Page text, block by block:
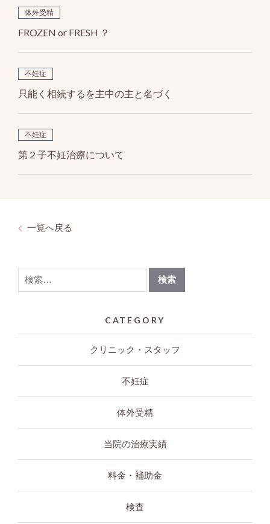
体外受精
FROZEN or FRESH ？
不妊症
只能く相続するを主中の主と名づく
不妊症
第２子不妊治療について
一覧へ戻る
CATEGORY
クリニック・スタッフ
不妊症
体外受精
当院の治療実績
料金・補助金
検査